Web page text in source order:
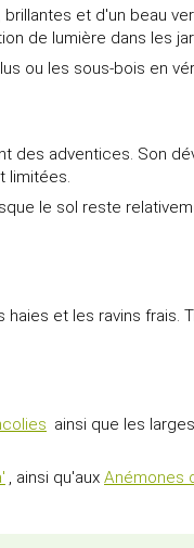
brillantes et d'un beau
de lumière dans les
ou les sous-bois en
adventices. Son
limitées.
le sol reste
et les ravins
ainsi que les
, ainsi qu'aux Anémones